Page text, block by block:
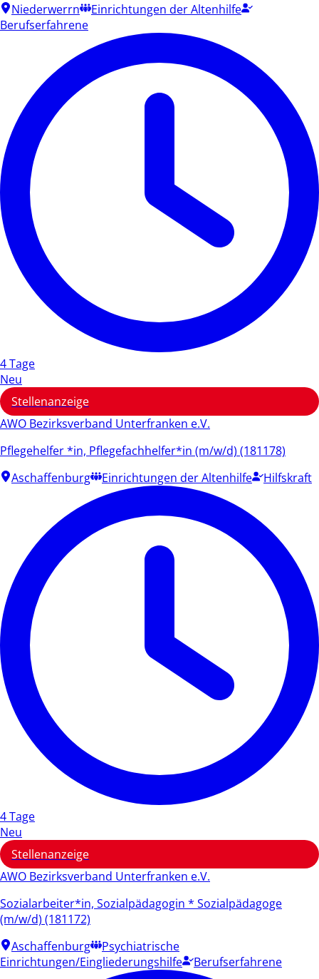
Niederwerrn
Einrichtungen der Altenhilfe
Berufserfahrene
4 Tage
Neu
Stellenanzeige
AWO Bezirksverband Unterfranken e.V.
Pflegehelfer *in, Pflegefachhelfer*in (m/w/d) (181178)
Aschaffenburg
Einrichtungen der Altenhilfe Hilfskraft
4 Tage
Neu
Stellenanzeige
AWO Bezirksverband Unterfranken e.V.
Sozialarbeiter*in, Sozialpädagogin * Sozialpädagoge
(m/w/d) (181172)
Aschaffenburg
Psychiatrische
Einrichtungen/Eingliederungshilfe
Berufserfahrene